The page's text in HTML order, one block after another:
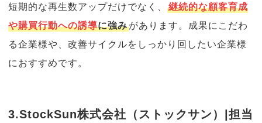
短期的な再生数アップだけでなく、継続的な顧客育成
や購買行動への誘導に強みがあります。成果にこだわ
る企業様や、改善サイクルをしっかり回したい企業様
におすすめです。
3.StockSun株式会社（ストックサン）|担当